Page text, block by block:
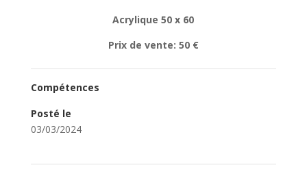
Acrylique 50 x 60
Prix de vente: 50 €
Compétences
Posté le
03/03/2024